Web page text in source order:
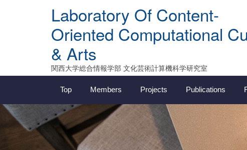
Laboratory Of Content-
Oriented Computational
& Arts
関西大学総合情報学部 文化芸術計算機科学研究室
Top Members Projects Publications